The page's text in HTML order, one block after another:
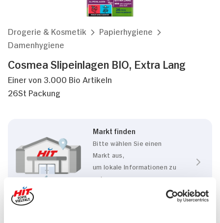
Drogerie & Kosmetik
Papierhygiene
Damenhygiene
Cosmea Slipeinlagen BIO, Extra Lang
Einer von 3.000 Bio Artikeln
26St Packung
Markt finden
Bitte wählen Sie einen
Markt aus,
um lokale Informationen zu
sehen.